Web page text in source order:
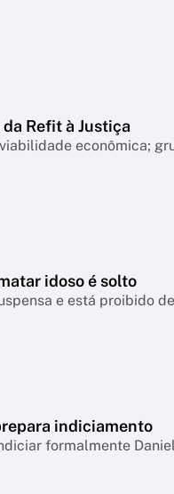
Refit à Justiça
econômica;
idoso é solto
e está proibido
indiciamento
formalmente